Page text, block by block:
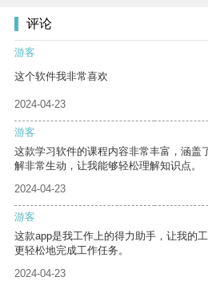
评论
游客
这个软件我非常喜欢
2024-04-23
游客
这款学习软件的课程内容非常丰富，涵盖
解非常生动，让我能够轻松理解知识点。
2024-04-23
游客
这款app是我工作上的得力助手，让我的
更轻松地完成工作任务。
2024-04-23